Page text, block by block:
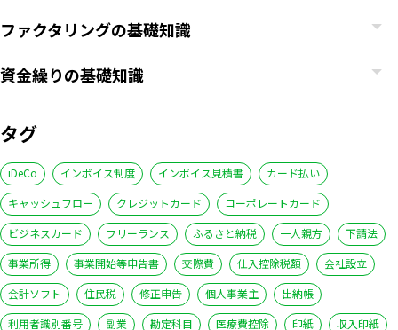
ファクタリングの基礎知識
資金繰りの基礎知識
タグ
iDeCo インボイス制度 インボイス見積書
カード払い
キャッシュフロー
クレジットカード
コーポレートカード
ビジネスカード
フリーランス ふるさと納税 一人親方
下請法
事業所得
事業開始等申告書 交際費 仕入控除税額
会社設立
会計ソフト
住民税 修正申告 個人事業主
出納帳
利用者識別番号
副業 勘定科目 医療費控除 印紙 収入印紙